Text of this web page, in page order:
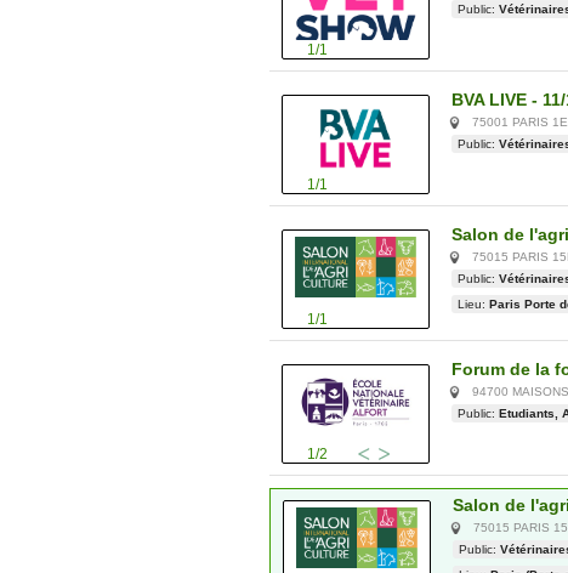
1/1
Public:
1/1
BVA LIVE -
75001 PARIS
Public:
1/1
Salon de
75015 PARIS
Public:
Lieu: Paris Porte
1/2
Forum de la
94700
Public: Etudiants,
Salon de
75015 PARIS
Public: